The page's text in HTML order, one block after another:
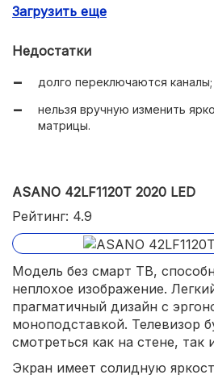
мультиплекса в городе на
Загрузить еще
Недостатки
долго переключаются каналы;
нельзя вручную изменить
матрицы.
ASANO 42LF1120T 2020 LED
Рейтинг: 4.9
Модель без смарт ТВ,
неплохое изображение.
прагматичный дизайн с
моноподставкой. Телевизор
смотреться как на стене, так
Экран имеет солидную